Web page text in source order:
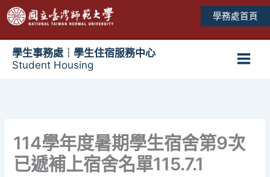
至
學務處首頁
學生事務處┆學生住宿服務中心
Student Housing
114學年度暑期學生宿舍第9次
已遞補上宿舍名單115.7.1